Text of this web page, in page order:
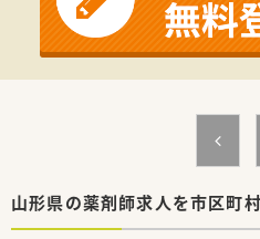
【法人特徴について】
■県内で3つの調剤薬局店舗
テムの一翼を担う重要な役割
■多職種と綿密に連携し、ク
■健康サポート薬局としての
生活をトータルでサポートす
■管理薬剤師としての募集で
活かして店舗運営の中核を担
山形県の薬剤師求人を市区町